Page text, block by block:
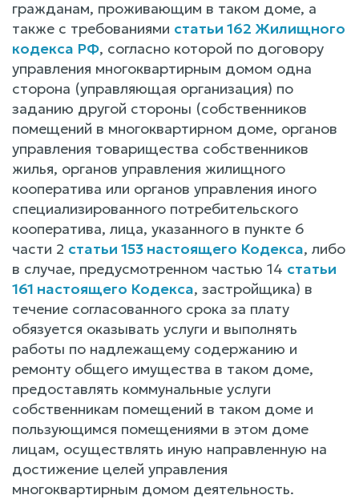
гражданам, проживающим в таком доме, а
также с требованиями статьи 162 Жилищного
кодекса РФ, согласно которой по договору
управления многоквартирным домом одна
сторона (управляющая организация) по
заданию другой стороны (собственников
помещений в многоквартирном доме, органов
управления товарищества собственников
жилья, органов управления жилищного
кооператива или органов управления иного
специализированного потребительского
кооператива, лица, указанного в пункте 6
части 2 статьи 153 настоящего Кодекса, либо
в случае, предусмотренном частью 14 статьи
161 настоящего Кодекса, застройщика) в
течение согласованного срока за плату
обязуется оказывать услуги и выполнять
работы по надлежащему содержанию и
ремонту общего имущества в таком доме,
предоставлять коммунальные услуги
собственникам помещений в таком доме и
пользующимся помещениями в этом доме
лицам, осуществлять иную направленную на
достижение целей управления
многоквартирным домом деятельность.